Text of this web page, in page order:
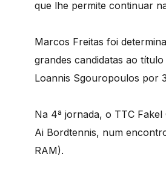
que lhe permite continuar
Marcos Freitas foi
grandes candidatas ao
Loannis Sgouropoulos por
Na 4ª jornada, o TTC
Ai Bordtennis, num
RAM).